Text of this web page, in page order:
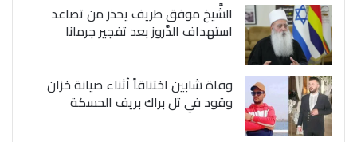
الشَّيخ موفق طريف يحذر من تصاعد
استهداف الدَّروز بعد تفجير جرمانا
وفاة شابين اختناقاً أثناء صيانة خزان
وقود في تل براك بريف الحسكة